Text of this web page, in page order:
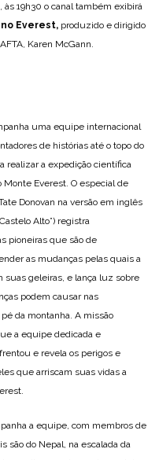
às 19h30 o canal também exibirá
Everest, produzido e dirigido
Karen McGann.
uma equipe internacional
de histórias até o topo do
realizar a expedição científica
Monte Everest. O especial de
Donovan na versão em inglês
Alto”) registra
pioneiras que são de
as mudanças pelas quais a
suas geleiras, e lança luz sobre
podem causar nas
da montanha. A missão
a equipe dedicada e
e revela os perigos e
que arriscam suas vidas a
a equipe, com membros de
são do Nepal, na escalada da